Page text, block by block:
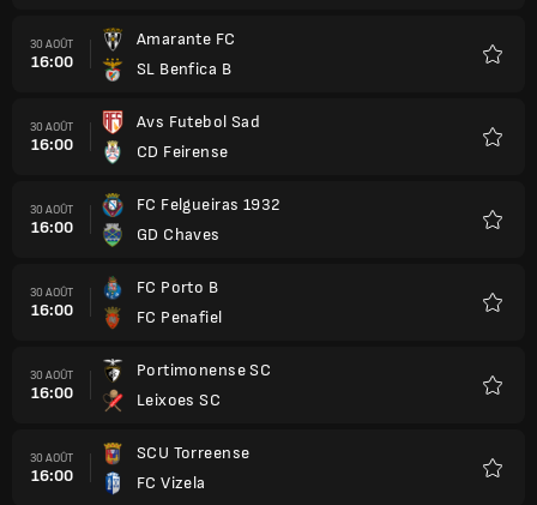
30 AOÛT
16:00
Amarante FC
SL Benfica B
30 AOÛT
16:00
Avs Futebol Sad
CD Feirense
30 AOÛT
16:00
FC Felgueiras 1932
GD Chaves
30 AOÛT
16:00
FC Porto B
FC Penafiel
30 AOÛT
16:00
Portimonense SC
Leixoes SC
30 AOÛT
16:00
SCU Torreense
FC Vizela